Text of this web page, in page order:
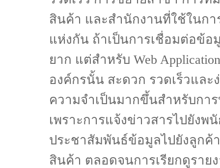
สินค้า และสำนักงานที่ใช้ในก
แห่งกัน ถ้าเป็นการเชื่อมต่อข้อ
ยาก แต่สำหรับ Web
องค์กรนั้น สะดวก รวดเร็วและ
ความจำเป็นมากขึ้นสำหรับกา
เพราะการแจ้งข่าวสารไปยังพ
ประชาสัมพันธ์ข้อมูลไปยังลูกค้
สินค้า ตลอดจนการเรียกดูราย